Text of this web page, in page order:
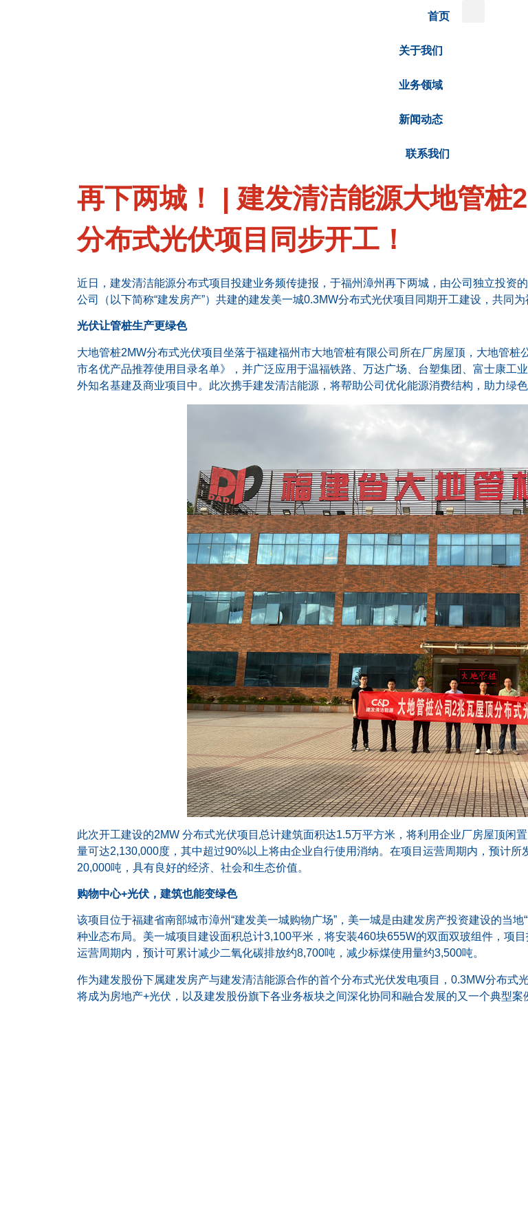
首页
关于我们
业务领域
新闻动态
联系我们
再下两城！ | 建发清洁能源大地管桩
分布式光伏项目同步开工！
近日，建发清洁能源分布式项目投建业务频传捷报，于福州漳州再下两城，由公司独立投资
公司（以下简称“建发房产”）共建的建发美一城0.3MW分布式光伏项目同期开工建设，共同
光伏让管桩生产更绿色
大地管桩2MW分布式光伏项目坐落于福建福州市大地管桩有限公司所在厂房屋顶，大地管
市名优产品推荐使用目录名单》，并广泛应用于温福铁路、万达广场、台塑集团、富士康工
外知名基建及商业项目中。此次携手建发清洁能源，将帮助公司优化能源消费结构，助力绿色
此次开工建设的2MW 分布式光伏项目总计建筑面积达1.5万平方米，将利用企业厂房屋顶闲
量可达2,130,000度，其中超过90%以上将由企业自行使用消纳。在项目运营周期内，预计
20,000吨，具有良好的经济、社会和生态价值。
购物中心+光伏，建筑也能变绿色
该项目位于福建省南部城市漳州“建发美一城购物广场”，美一城是由建发房产投资建设的当
种业态布局。美一城项目建设面积总计3,100平米，将安装460块655W的双面双玻组件，项
运营周期内，预计可累计减少二氧化碳排放约8,700吨，减少标煤使用量约3,500吨。
作为建发股份下属建发房产与建发清洁能源合作的首个分布式光伏发电项目，0.3MW分布
将成为房地产+光伏，以及建发股份旗下各业务板块之间深化协同和融合发展的又一个典型案